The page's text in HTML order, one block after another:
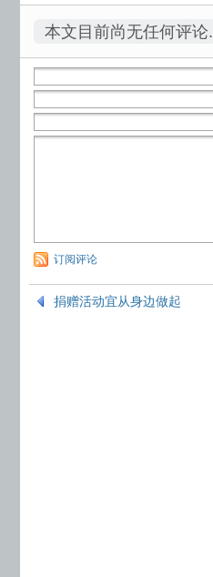
本文目前尚无任何评论.
订阅评论
捐赠活动宜从身边做起